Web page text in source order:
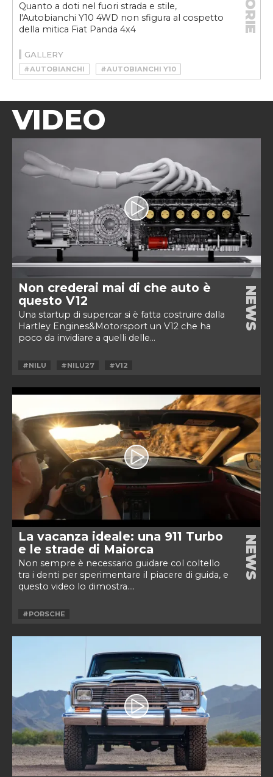
Quanto a doti nel fuori strada e stile,
l'Autobianchi Y10 4WD non sfigura al cospetto
della mitica Fiat Panda 4x4
GALLERY
#AUTOBIANCHI
#AUTOBIANCHI Y10
#AUTOBIANCHI Y10 4WD
VIDEO
Non crederai mai di che auto è
questo V12
Una startup di supercar si è fatta costruire dalla
Hartley Engines&Motorsport un V12 che ha
poco da invidiare a quelli delle...
NEWS
#NILU #NILU27 #V12
La vacanza ideale: una 911 Turbo
e le strade di Maiorca
Non sempre è necessario guidare col coltello
tra i denti per sperimentare il piacere di guida, e
questo video lo dimostra....
NEWS
#PORSCHE